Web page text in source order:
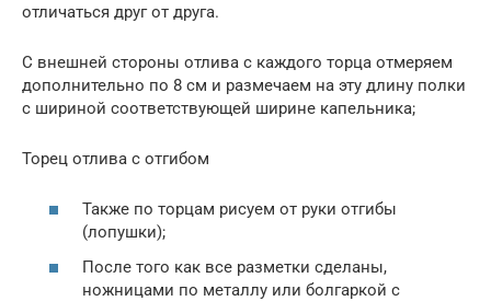
отличаться друг от друга.
С внешней стороны отлива с каждого торца отмеряем
дополнительно по 8 см и размечаем на эту длину полки
с шириной соответствующей ширине капельника;
Торец отлива с отгибом
Также по торцам рисуем от руки отгибы
(лопушки);
После того как все разметки сделаны,
ножницами по металлу или болгаркой с